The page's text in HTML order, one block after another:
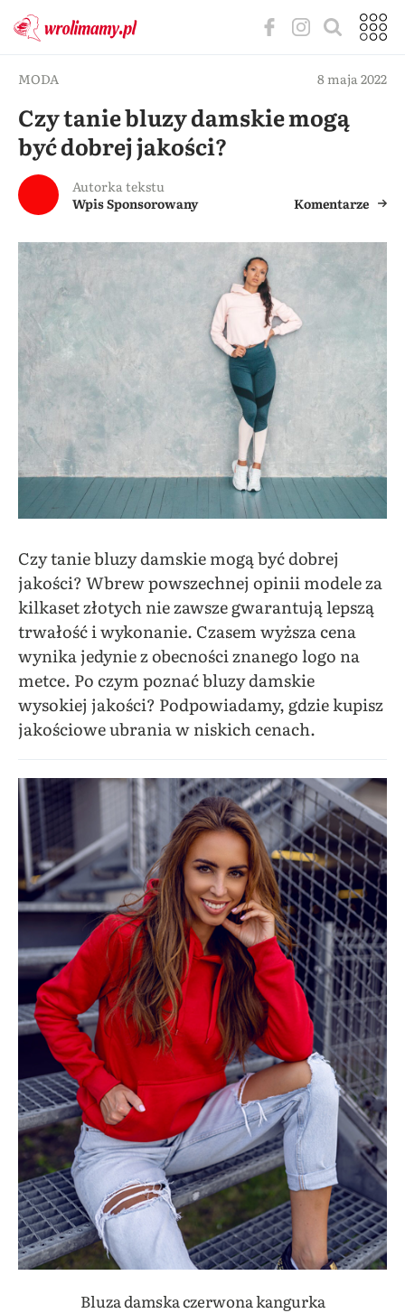
MODA 8 maja 2022
Czy tanie bluzy damskie mogą
być dobrej jakości?
Autorka tekstu
Wpis Sponsorowany
Komentarze
Czy tanie bluzy damskie mogą być dobrej
jakości? Wbrew powszechnej opinii modele za
kilkaset złotych nie zawsze gwarantują lepszą
trwałość i wykonanie. Czasem wyższa cena
wynika jedynie z obecności znanego logo na
metce. Po czym poznać bluzy damskie
wysokiej jakości? Podpowiadamy, gdzie kupisz
jakościowe ubrania w niskich cenach.
Bluza damska czerwona kangurka